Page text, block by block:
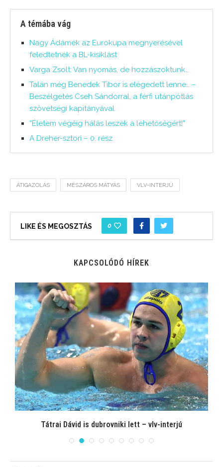
A témába vág
Nagy Ádámék az Eurokupa megnyerésével
feledtetnék a BL-kisiklást
Varga Zsolt: Van nyomás, de hozzászoktunk…
Talán még Benedek Tibor is elégedett lenne… –
Beszélgetés Cseh Sándorral, a férfi utánpótlás
szövetségi kapitányával
“Életem végéig hálás leszek a lehetőségért!”
A Dreher-sztori – 0. rész
ÁTIGAZOLÁS MÉSZÁROS MÁTYÁS VLV-INTERJÚ
LIKE ÉS MEGOSZTÁS 0
KAPCSOLÓDÓ HÍREK
Tátrai Dávid is dubrovniki lett – vlv-interjú